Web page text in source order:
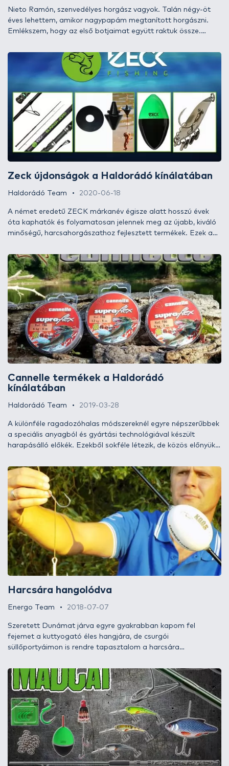
Nieto Ramón, szenvedélyes horgász vagyok. Talán négy-öt
éves lehettem, amikor nagypapám megtanított horgászni.
Emlékszem, hogy az első botjaimat együtt raktuk össze.
úszótestnek. Sosem felejtem el, ahogy izgatottan néztem a
vizet órákon keresztül, és teljesen elvarázsolt a halfogás
rituáléja.
Zeck újdonságok a Haldorádó kínálatában
Haldorádó Team 2020-06-18
A német eredetű ZECK márkanév égisze alatt hosszú évek
óta kaphatók és folyamatosan jelennek meg az újabb, kiváló
minőségű, harcsahorgászathoz fejlesztett termékek. Ezek a
Zeck nevével fémjelezve kerülnek a felhasználó közönség elé,
ami már önmagában is garancia arra, hogy amit végül a
horgász a kezébe vehet, az hosszasan tesztelt,
kompromisszumokat mellőző, megbízható eszköz. A harcsa
horgászatában talán ez a legfontosabb jelző, legyen szó egy
egyszerű forgóról vagy épp magáról a botról! A kapitális
harcsa bizony az az ellenfél, amely garantáltan megmutatja a
felszerelésünk gyenge pontját – már ha van –, s rosszabb
esetben ki is használja azt. Innentől kezdve ez már egy komoly
kihívás mind a horgásznak, mind a felszerelésnek, ezért nem
mindegy, milyen felszereléssel vágunk neki a kalandnak,
melynek végén életünk hala várhat!
Cannelle termékek a Haldorádó
kínálatában
Haldorádó Team 2019-03-28
A különféle ragadozóhalas módszereknél egyre népszerűbbek
a speciális anyagból és gyártási technológiával készült
harapásálló előkék. Ezekből sokféle létezik, de közös előnyük,
magunk készíthetjük el belőlük az előkéinket tetszőleges
hosszban. Remek lehetőségeket kínálnak ezáltal mind a
pergető, mind az úszós és fenekező rablóhalas technikákhoz.
A Cannelle kínálatában számos minőségi típus között
válogathatnak a horgászok, illetve örömmel mutatjuk be
ezeket immár webáruházunkban is!
Harcsára hangolódva
Energo Team 2018-07-07
Szeretett Dunámat járva egyre gyakrabban kapom fel
fejemet a kuttyogató éles hangjára, de csurgói
süllőportyáimon is rendre tapasztalom a harcsára
horgászból, de harcsából is egyre több van felénk, melyek
évről évre könnyedén gyarapítják súlyukat a bőséges
takarmányhalon. Sok horgász próbálkozik a nyár derekától
elcsípni egy-egy szép példányt, s bár láthatóan nem ez a faj a
fő profiljuk (ehhez a körhöz tartozom én is), mégis igyekeznek
a nem túl drága, de persze nem is túl silány felszerelésükkel
nekivágni annak a kalandnak, amelynek senki nem mondja
meg előre a forgatókönyvét. Happy end vagy kudarc? Bizony,
korántsem mindegy…